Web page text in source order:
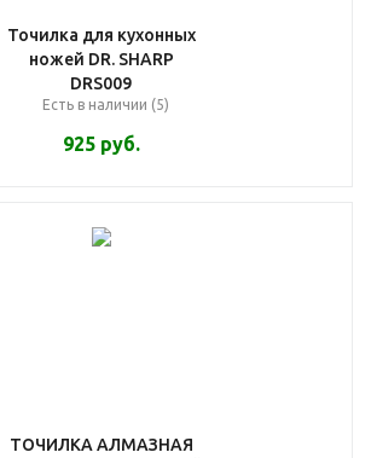
Точилка для кухонных
ножей DR. SHARP
DRS009
Есть в наличии (5)
925руб.
ТОЧИЛКА АЛМАЗНАЯ